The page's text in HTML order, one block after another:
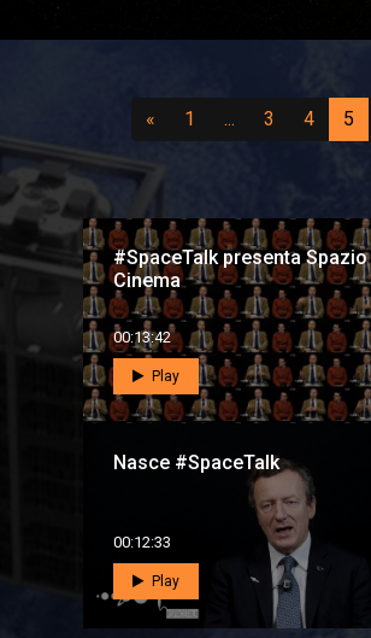
« Precedente
1 (vai a pagina 1)
... 3 (vai a
4(vai a
5
#SpaceTalk presenta Spazio
Cinema
00:13:42
Play
Nasce #SpaceTalk
00:12:33
Play